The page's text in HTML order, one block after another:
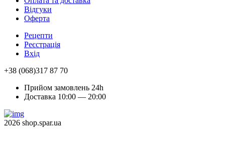
Відгуки
Оферта
Рецепти
Реєстрація
Вхід
+38 (068)317 87 70
Прийом замовлень 24h
Доставка 10:00 — 20:00
2026 shop.spar.ua